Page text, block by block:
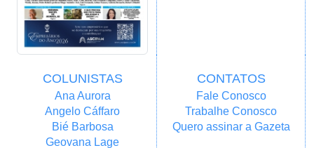
COLUNISTAS
Ana Aurora
Angelo Cáffaro
Bié Barbosa
Geovana Lage
CONTATOS
Fale Conosco
Trabalhe Conosco
Quero assinar a Gazeta